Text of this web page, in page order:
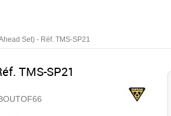
Set) - Réf. TMS-SP21
TMS-SP21